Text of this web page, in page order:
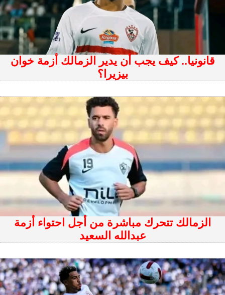
قانونيا.. كيف يجب أن يدير الزمالك أزمة خوان
بيزيرا؟
الزمالك تتحرك مباشرة من أجل احتواء أزمة
عبدالله السعيد